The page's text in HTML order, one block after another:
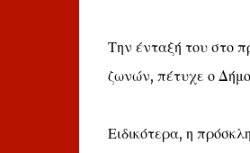
Την ένταξή του στο
ζωνών, πέτυχε ο
Ειδικότερα, η